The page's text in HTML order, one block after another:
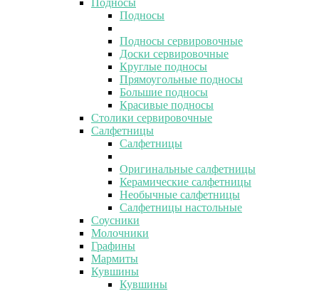
Подносы
Подносы сервировочные
Доски сервировочные
Круглые подносы
Прямоугольные подносы
Большие подносы
Красивые подносы
Столики сервировочные
Салфетницы
Салфетницы
Оригинальные салфетницы
Керамические салфетницы
Необычные салфетницы
Салфетницы настольные
Соусники
Молочники
Графины
Мармиты
Кувшины
Кувшины